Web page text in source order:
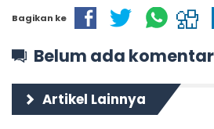
Bagikan ke
Belum ada komentar
Artikel Lainnya